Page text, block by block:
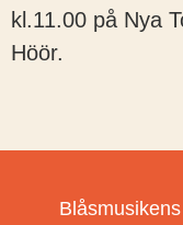
kl.11.00 på Nya
Höör.